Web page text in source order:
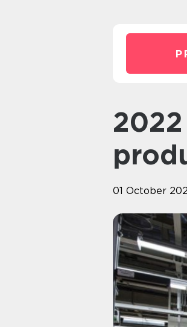
2022 kalder på et digitalt
01 October